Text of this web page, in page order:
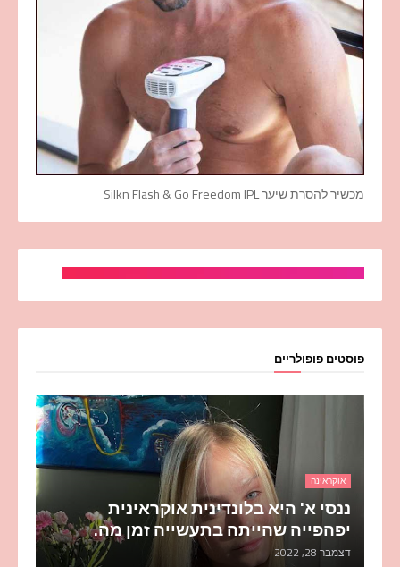
מכשיר להסרת שיער Silkn Flash & Go Freedom IPL
פוסטים פופולריים
אוקראינה
ננסי א' היא בלונדינית אוקראינית
יפהפייה שהייתה בתעשייה זמן מה.
דצמבר 28, 2022